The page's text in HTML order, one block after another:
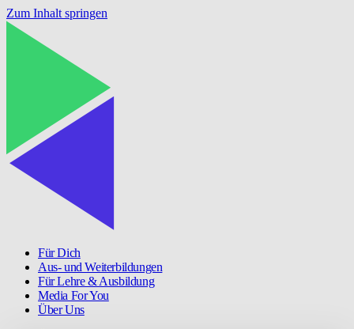
Zum Inhalt springen
Für Dich
Aus- und Weiterbildungen
Für Lehre & Ausbildung
Media For You
Über Uns